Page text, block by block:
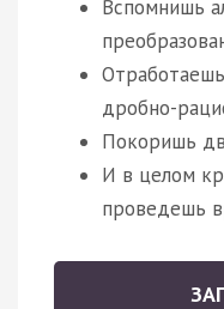
Вспомнишь
дробно-
Покоришь
И в целом
проведешь